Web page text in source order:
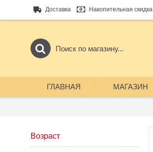
Доставка Накопительная скидка
ГЛАВНАЯ МАГАЗИН
Возраст